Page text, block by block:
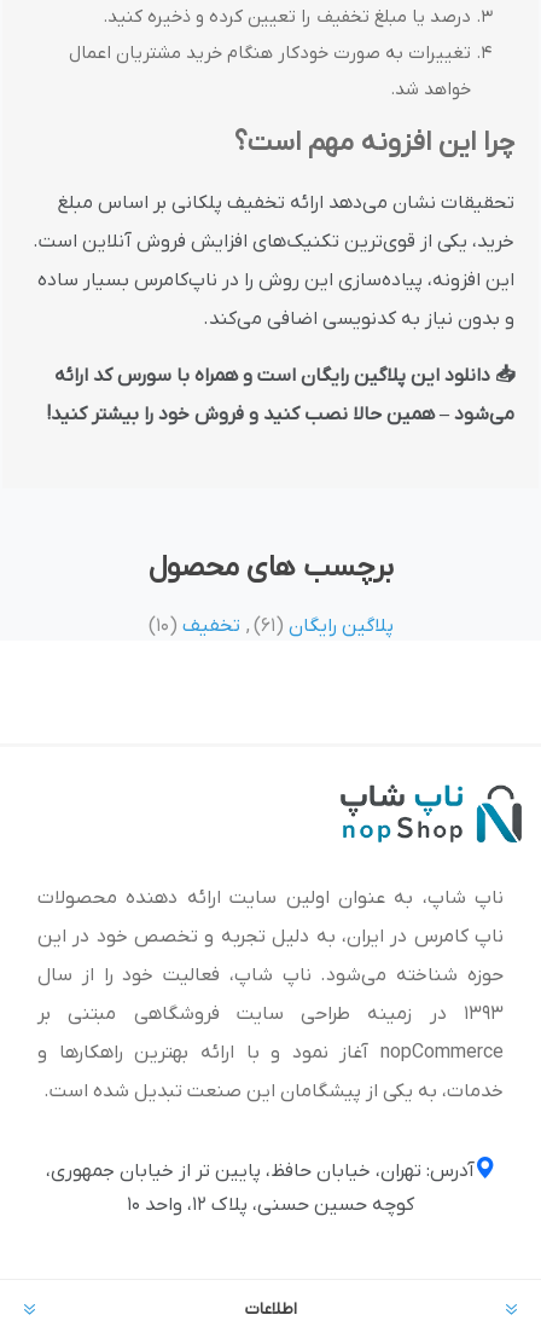
درصد یا مبلغ تخفیف را تعیین کرده و ذخیره کنید.
تغییرات به صورت خودکار هنگام خرید مشتریان اعمال
خواهد شد.
چرا این افزونه مهم است؟
تحقیقات نشان می‌دهد ارائه تخفیف پلکانی بر اساس مبلغ
خرید، یکی از قوی‌ترین تکنیک‌های افزایش فروش آنلاین است.
این افزونه، پیاده‌سازی این روش را در ناپ‌کامرس بسیار ساده
و بدون نیاز به کدنویسی اضافی می‌کند.
📥 دانلود این پلاگین رایگان است و همراه با سورس کد ارائه
می‌شود – همین حالا نصب کنید و فروش خود را بیشتر کنید!
برچسب های محصول
پلاگین رایگان (61)
, تخفیف (10)
ناپ شاپ، به عنوان اولین سایت ارائه‌ دهنده محصولات
ناپ کامرس در ایران، به دلیل تجربه و تخصص خود در این
حوزه شناخته می‌شود. ناپ شاپ، فعالیت خود را از سال
1393 در زمینه طراحی سایت فروشگاهی مبتنی بر
nopCommerce آغاز نمود و با ارائه بهترین راهکارها و
خدمات، به یکی از پیشگامان این صنعت تبدیل شده است.
آدرس: تهران، خیابان حافظ، پایین تر از خیابان جمهوری،
کوچه حسین حسنی، پلاک ۱۲، واحد ۱۰
اطلاعات